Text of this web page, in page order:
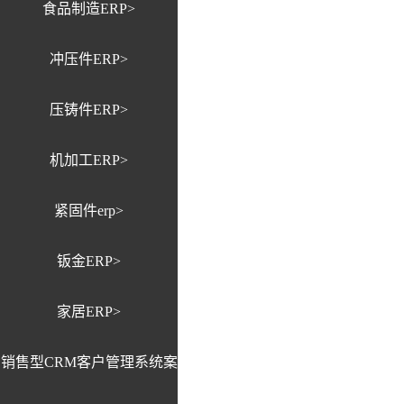
食品制造ERP>
冲压件ERP>
压铸件ERP>
机加工ERP>
紧固件erp>
钣金ERP>
家居ERP>
销售型CRM客户管理系统案